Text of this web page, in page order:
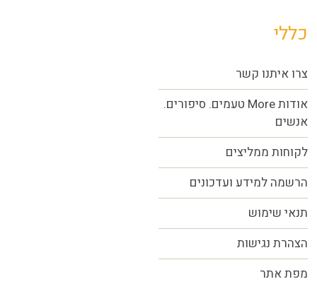
כללי
צרו איתנו קשר
אודות More טעמים. סיפורים.
אנשים
לקוחות ממליצים
הרשמה למידע ועדכונים
תנאי שימוש
הצהרת נגישות
מפת אתר